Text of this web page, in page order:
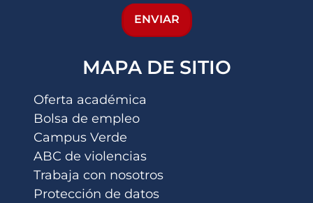
ENVIAR
MAPA DE SITIO
Oferta académica
Bolsa de empleo
Campus Verde
ABC de violencias
Trabaja con nosotros
Protección de datos